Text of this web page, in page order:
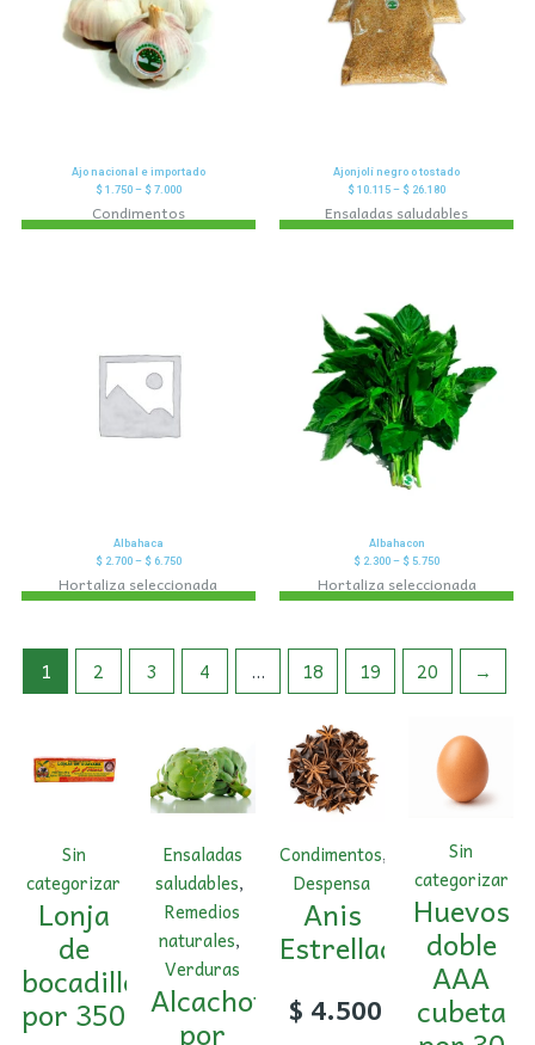
Ajo nacional e importado
$1.750– $7.000
Condimentos
Ajonjolí negro o tostado
$ 10.115 – $ 26.180
Ensaladas saludables
Albahaca
$2.700– $6.750
Hortaliza seleccionada
Albahacon
$ 2.300 – $ 5.750
Hortaliza seleccionada
1 2 3 4 … 18 19 20 →
Sin
categorizar
Lonja
de
bocadillo
por 350
Ensaladas
saludables,
Remedios
naturales,
Verduras
Alcachofa
por
Condimentos,
Despensa
Anis
Estrellado
$ 4.500
Sin
categorizar
Huevos
doble
AAA
cubeta